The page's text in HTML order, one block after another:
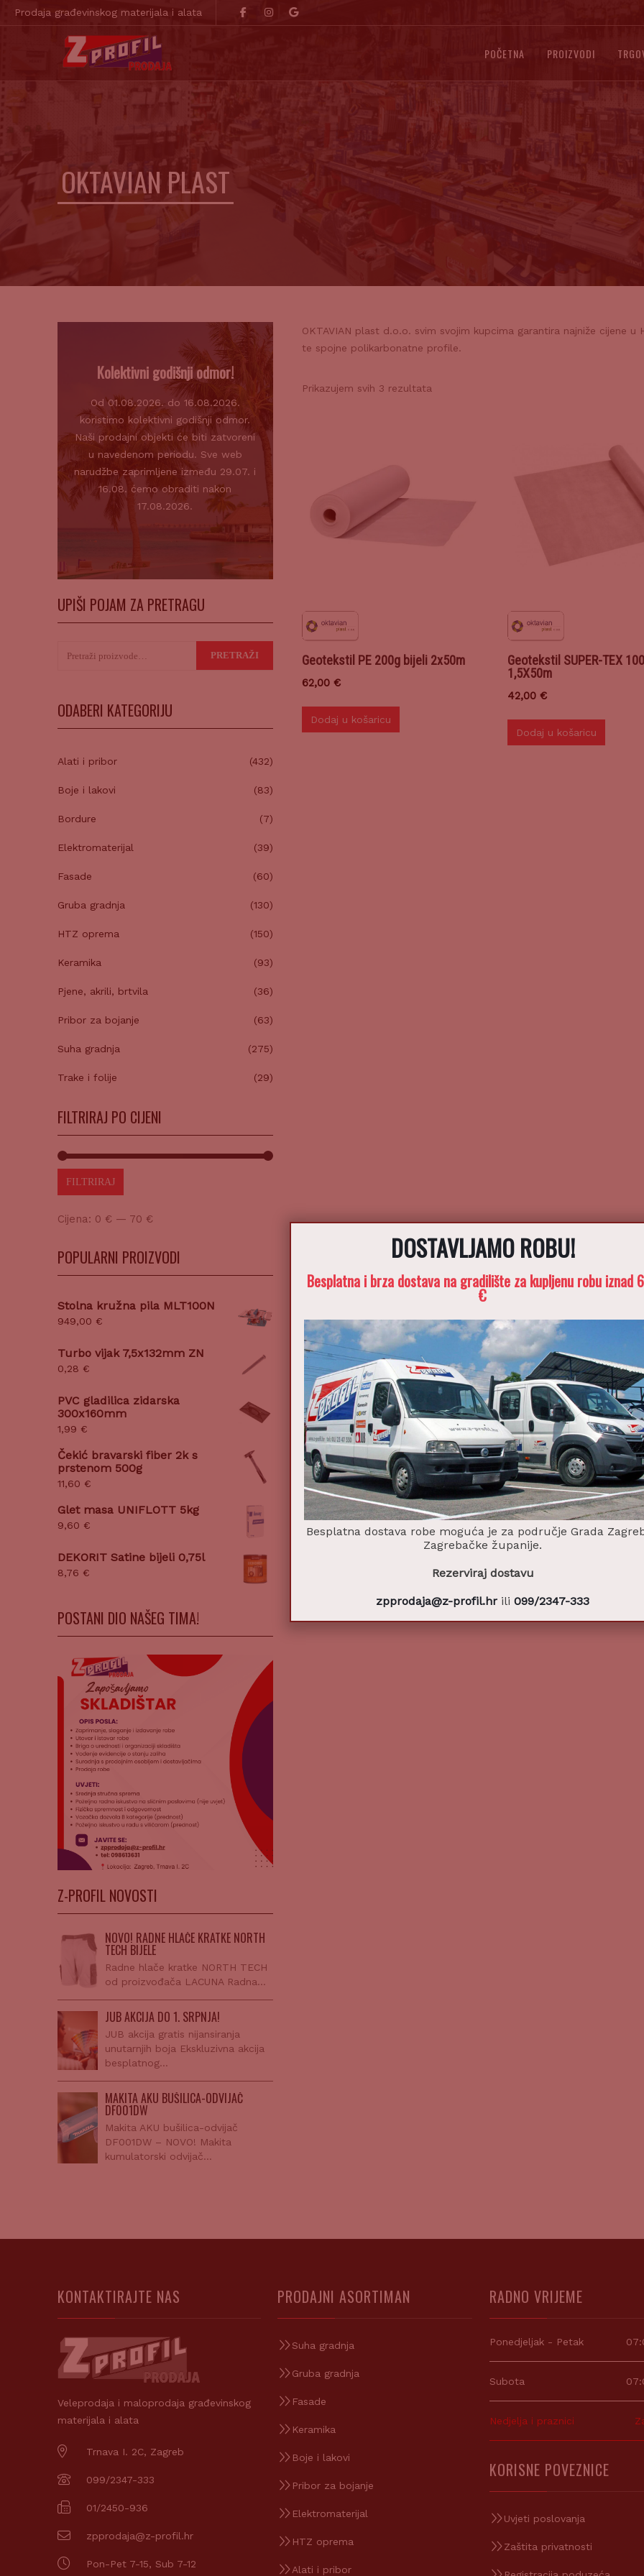
Prodaja građevinskog materijala i alata
POČETNA PROIZVODI
OKTAVIAN PLAST
OKTAVIAN plast d.o.o. svim svojim kupcima garantira najniže cijene
te spojne polikarbonatne profile.
Prikazujem svih 3 rezultata
Geotekstil PE 200g bijeli 2x50m
62,00 €
Dodaj u košaricu
Geotekstil SUPER-TEX
1,5X50m
42,00€
Dodaj u košaricu
Kolektivni godišnji odmor!
Od 01.08.2026. do 16.08.2026.
koristimo kolektivni godišnji odmor.
Naši prodajni objekti će biti zatvoreni
u navedenom periodu. Sve web
narudžbe zaprimljene između 29.07. i
16.08. ćemo obraditi nakon
17.08.2026.
UPIŠI POJAM ZA PRETRAGU
PRETRAŽI
ODABERI KATEGORIJU
Alati i pribor (432)
Boje i lakovi (83)
Bordure (7)
Elektromaterijal (39)
Fasade (60)
Gruba gradnja (130)
HTZ oprema (150)
Keramika (93)
Pjene, akrili, brtvila (36)
Pribor za bojanje (63)
Suha gradnja (275)
Trake i folije (29)
FILTRIRAJ PO CIJENI
FILTRIRAJ
Cijena: 0 € — 70 €
POPULARNI PROIZVODI
Stolna kružna pila MLT100N
949,00 €
Turbo vijak 7,5x132mm ZN
0,28 €
PVC gladilica zidarska
300x160mm
1,99 €
Čekić bravarski fiber 2k s
prstenom 500g
11,60 €
Glet masa UNIFLOTT 5kg
9,60 €
DEKORIT Satine bijeli 0,75l
8,76 €
POSTANI DIO NAŠEG TIMA!
Z-PROFIL NOVOSTI
NOVO! RADNE HLAČE KRATKE NORTH
TECH BIJELE
Radne hlače kratke NORTH TECH
od proizvođača LACUNA Radna…
JUB AKCIJA DO 1. SRPNJA!
JUB akcija gratis nijansiranja
unutarnjih boja Ekskluzivna akcija
besplatnog…
MAKITA AKU BUŠILICA-ODVIJAČ
DF001DW
Makita AKU bušilica-odvijač
DF001DW – NOVO! Makita
kumulatorski odvijač…
KONTAKTIRAJTE NAS
Veleprodaja i maloprodaja građevinskog
materijala i alata
Trnava I. 2C, Zagreb
099/2347-333
01/2450-936
zpprodaja@z-profil.hr
Pon-Pet 7-15, Sub 7-12
PRODAJNI ASORTIMAN
Suha gradnja
Gruba gradnja
Fasade
Keramika
Boje i lakovi
Pribor za bojanje
Elektromaterijal
HTZ oprema
Alati i pribor
RADNO VRIJEME
Ponedjeljak - Petak
Subota
Nedjelja i praznici
KORISNE POVEZNICE
Uvjeti poslovanja
Zaštita privatnosti
DOSTAVLJAMO ROBU!
Besplatna i brza dostava na gradilište za kupljenu robu iznad
€
Besplatna dostava robe moguća je za područje Grada
Zagrebačke županije.
Rezerviraj dostavu
zpprodaja@z-profil.hr ili099/2347-333